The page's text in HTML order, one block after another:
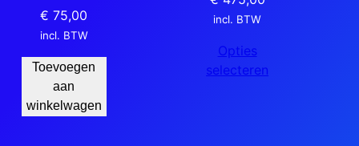
€ 75,00
incl. BTW
Toevoegen
aan
winkelwagen
incl. BTW
Opties
selecteren